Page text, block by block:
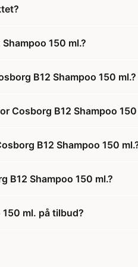
150 ml.?
B12 Shampoo 150 ml.?
Cosborg B12 Shampoo 150
B12 Shampoo 150
B12 Shampoo 150 ml.?
150 ml. på tilbud?